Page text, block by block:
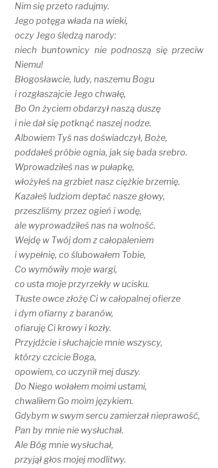
Nim się przeto radujmy.
Jego potęga włada na wieki,
oczy Jego śledzą narody:
niech buntownicy nie podnoszą się przeciw
Niemu!
Błogosławcie, ludy, naszemu Bogu
i rozgłaszajcie Jego chwałę,
Bo On życiem obdarzył naszą duszę
i nie dał się potknąć naszej nodze.
Albowiem Tyś nas doświadczył, Boże,
poddałeś próbie ognia, jak się bada srebro.
Wprowadziłeś nas w pułapkę,
włożyłeś na grzbiet nasz ciężkie brzemię.
Kazałeś ludziom deptać nasze głowy,
przeszliśmy przez ogień i wodę,
ale wyprowadziłeś nas na wolność.
Wejdę w Twój dom z całopaleniem
i wypełnię, co ślubowałem Tobie,
Co wymówiły moje wargi,
co usta moje przyrzekły w ucisku.
Tłuste owce złożę Ci w całopalnej ofierze
i dym ofiarny z baranów,
ofiaruję Ci krowy i kozły.
Przyjdźcie i słuchajcie mnie wszyscy,
którzy czcicie Boga,
opowiem, co uczynił mej duszy.
Do Niego wołałem moimi ustami,
chwaliłem Go moim językiem.
Gdybym w swym sercu zamierzał nieprawość,
Pan by mnie nie wysłuchał.
Ale Bóg mnie wysłuchał,
przyjął głos mojej modlitwy.